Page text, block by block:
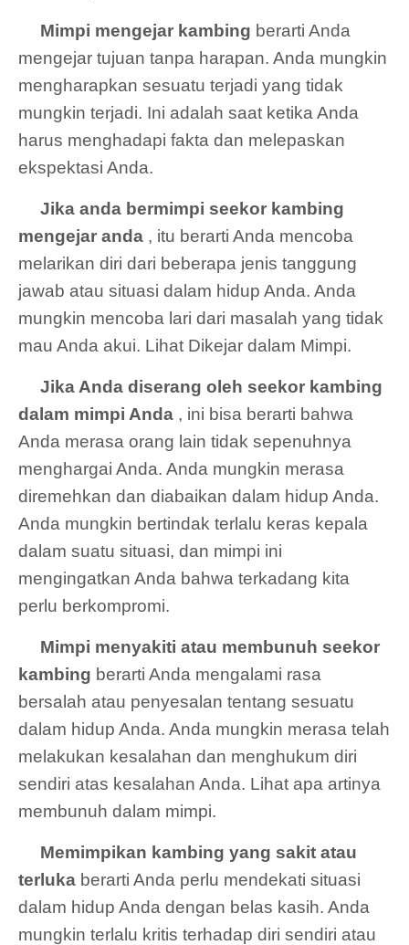
Mimpi mengejar kambing berarti Anda
mengejar tujuan tanpa harapan. Anda mungkin
mengharapkan sesuatu terjadi yang tidak
mungkin terjadi. Ini adalah saat ketika Anda
harus menghadapi fakta dan melepaskan
ekspektasi Anda.
Jika anda bermimpi seekor kambing
mengejar anda , itu berarti Anda mencoba
melarikan diri dari beberapa jenis tanggung
jawab atau situasi dalam hidup Anda. Anda
mungkin mencoba lari dari masalah yang tidak
mau Anda akui. Lihat Dikejar dalam Mimpi.
Jika Anda diserang oleh seekor kambing
dalam mimpi Anda , ini bisa berarti bahwa
Anda merasa orang lain tidak sepenuhnya
menghargai Anda. Anda mungkin merasa
diremehkan dan diabaikan dalam hidup Anda.
Anda mungkin bertindak terlalu keras kepala
dalam suatu situasi, dan mimpi ini
mengingatkan Anda bahwa terkadang kita
perlu berkompromi.
Mimpi menyakiti atau membunuh seekor
kambing berarti Anda mengalami rasa
bersalah atau penyesalan tentang sesuatu
dalam hidup Anda. Anda mungkin merasa telah
melakukan kesalahan dan menghukum diri
sendiri atas kesalahan Anda. Lihat apa artinya
membunuh dalam mimpi.
Memimpikan kambing yang sakit atau
terluka berarti Anda perlu mendekati situasi
dalam hidup Anda dengan belas kasih. Anda
mungkin terlalu kritis terhadap diri sendiri atau